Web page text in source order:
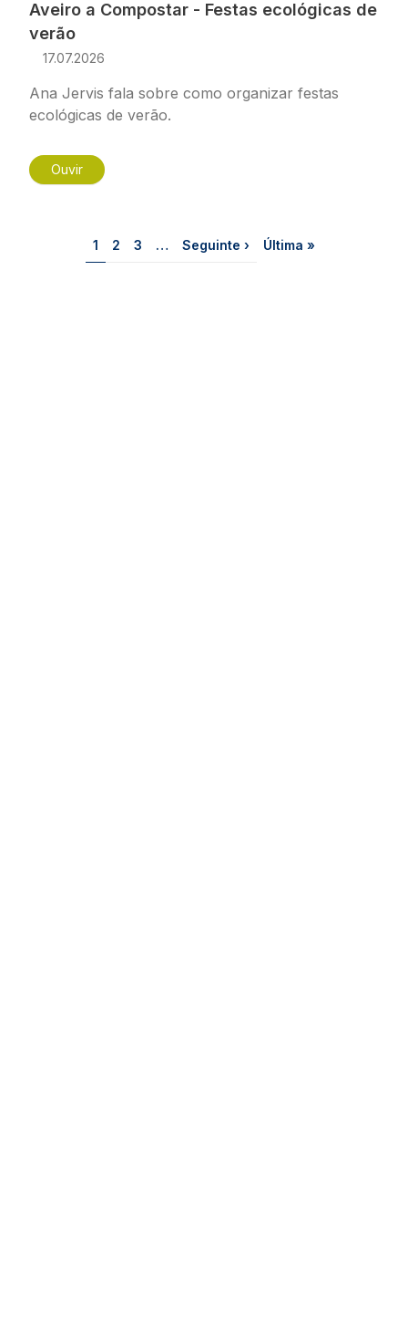
Aveiro a Compostar - Festas ecológicas de
verão
17.07.2026
Ana Jervis fala sobre como organizar festas
ecológicas de verão.
Ouvir
Página
1 Página
2 Página
3 … Próxima página
Seguinte › Última página
Última »